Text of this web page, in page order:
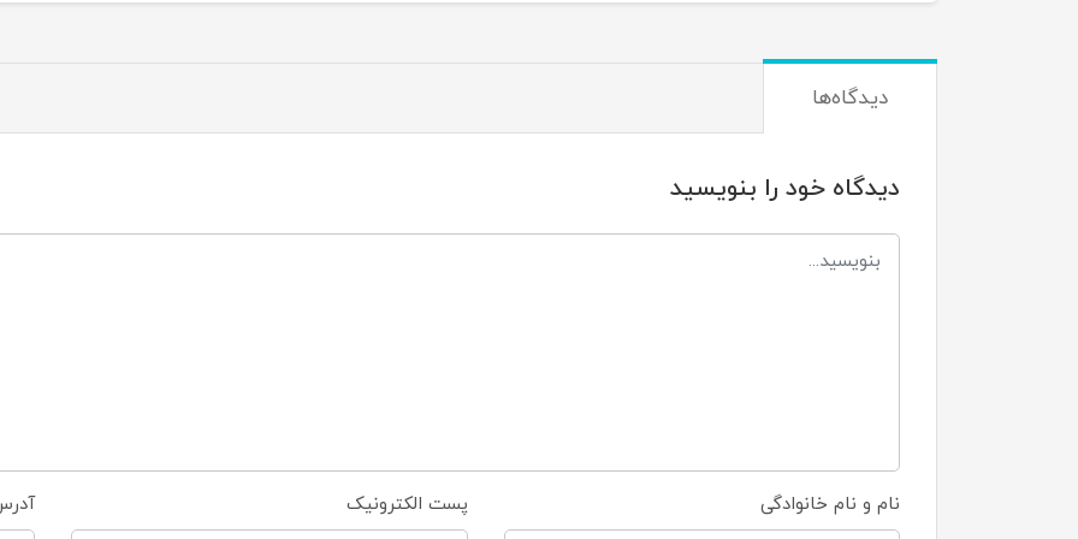
دیدگاه‌ها
دیدگاه خود را بنویسید
نام و نام خانوادگی پست الکترونیک